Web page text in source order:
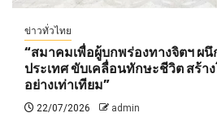
ข่าวทั่วไทย
“สมาคมเพื่อผู้บกพร่องทางจิตฯ ผ
ประเทศ ขับเคลื่อนทักษะชีวิต สร้า
อย่างเท่าเทียม”
22/07/2026 admin